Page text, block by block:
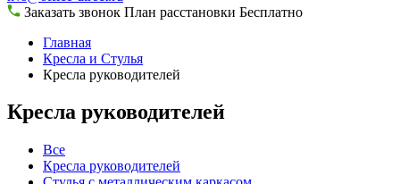
Заказать звонок План расстановки Бесплатно
Главная
Кресла и Стулья
Кресла руководителей
Кресла руководителей
Все
Кресла руководителей